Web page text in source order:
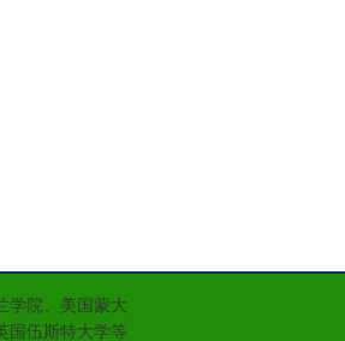
学院、美国蒙大
国伍斯特大学等